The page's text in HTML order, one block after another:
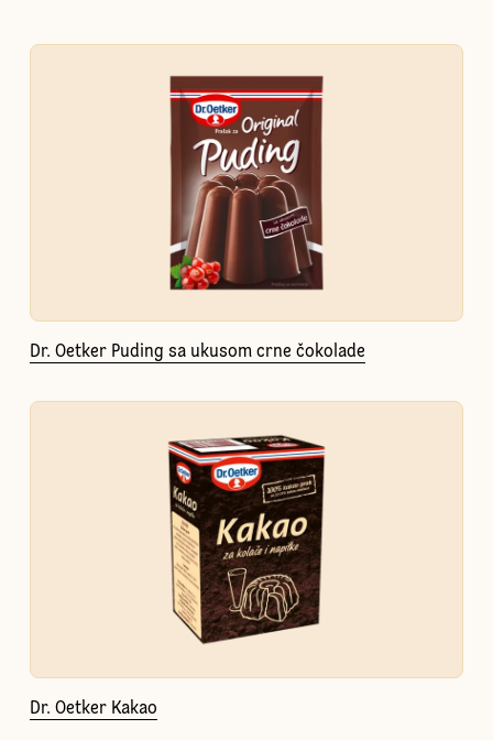
Dr. Oetker Puding sa ukusom crne čokolade
Dr. Oetker Kakao